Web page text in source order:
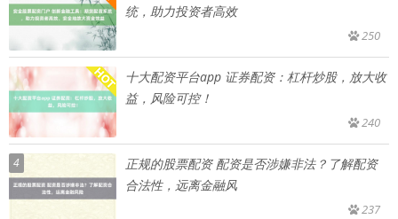
统，助力投资者高效
250
十大配资平台app 证券配资：杠杆炒股，放大收
益，风险可控！
240
4
正规的股票配资 配资是否涉嫌非法？了解配资
合法性，远离金融风
237